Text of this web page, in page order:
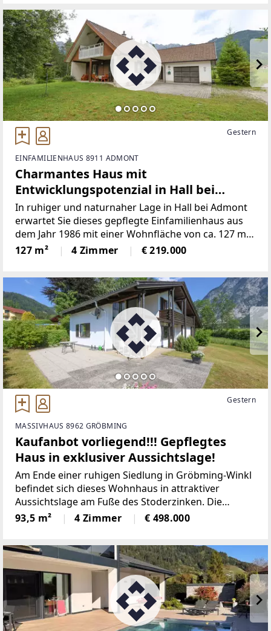
Gestern
EINFAMILIENHAUS 8911 ADMONT
Charmantes Haus mit
Entwicklungspotenzial in Hall bei
Admont!
In ruhiger und naturnaher Lage in Hall bei Admont
erwartet Sie dieses gepflegte Einfamilienhaus aus
dem Jahr 1986 mit einer Wohnfläche von ca. 127 m².
Die Immobilie überzeugt durch ihre durchdachte
Raumaufteilung, ein großzügiges Grundstück sowie
127 m² 4 Zimmer € 219.000
Gestern
MASSIVHAUS 8962 GRÖBMING
Kaufanbot vorliegend!!! Gepflegtes
Haus in exklusiver Aussichtslage!
Am Ende einer ruhigen Siedlung in Gröbming-Winkl
befindet sich dieses Wohnhaus in attraktiver
Aussichtslage am Fuße des Stoderzinken. Die
Möglichkeit eines Zweitwohnsitzes macht die
Immobilie besonders interessant.Auf rund 93,5 m²
93,5 m² 4 Zimmer € 498.000